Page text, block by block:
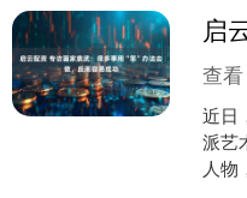
查看
近日
派艺
人物